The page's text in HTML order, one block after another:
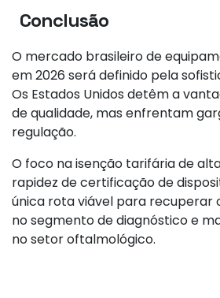
Conclusão
O mercado brasileiro de
em 2026 será definido pela
Os Estados Unidos detêm a
de qualidade, mas enfrentam
regulação.
O foco na isenção tarifária de
rapidez de certificação de
única rota viável para recuperar
no segmento de diagnóstico e
no setor oftalmológico.